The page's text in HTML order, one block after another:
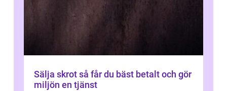
Sälja skrot så får du bäst betalt och gör
miljön en tjänst